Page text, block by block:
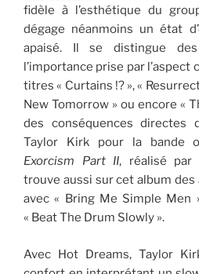
fidèle à l’esthétique du
dégage néanmoins un état
apaisé. Il se distingue
l’importance prise par l’aspect
titres « Curtains !? », «
New Tomorrow » ou encore «
des conséquences directes
Taylor Kirk pour la bande
Exorcism Part II, réalisé par
trouve aussi sur cet album
avec « Bring Me Simple Men
« Beat The Drum Slowly ».
Avec Hot Dreams, Taylor